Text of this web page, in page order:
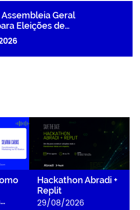
Geral
Eleições de…
a
coloca
das
Hackathon Abradi + Replit
Hackathon Abradi +
Replit
29/08/2026